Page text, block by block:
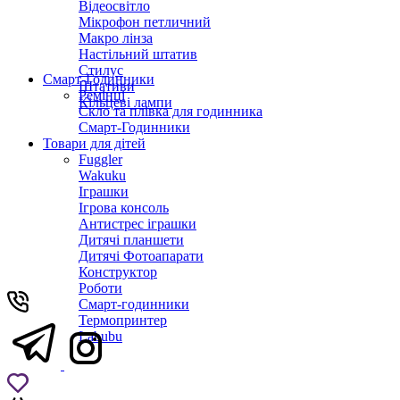
Відеосвітло
Мікрофон петличний
Макро лінза
Настільний штатив
Стилус
Штативи
Кільцеві лампи
Смарт-Годинники
Ремінці
Скло та плівка для годинника
Смарт-Годинники
Товари для дітей
Fuggler
Wakuku
Іграшки
Ігрова консоль
Антистрес іграшки
Дитячi планшети
Дитячі Фотоапарати
Конструктор
Роботи
Смарт-годинники
Термопринтер
Labubu